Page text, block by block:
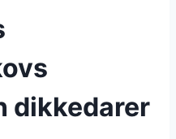
dikkedarer